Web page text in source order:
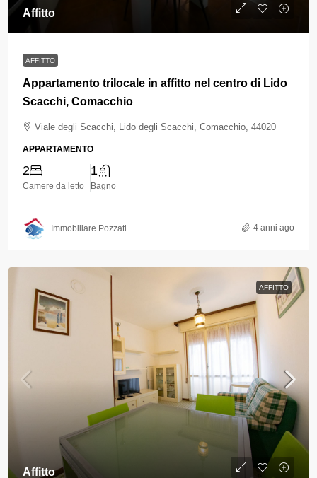
Affitto
AFFITTO
Appartamento trilocale in affitto nel centro di Lido
Scacchi, Comacchio
Viale degli Scacchi, Lido degli Scacchi, Comacchio, 44020
APPARTAMENTO
2
Camere da letto
1
Bagno
Immobiliare Pozzati 4 anni ago
AFFITTO
Affitto